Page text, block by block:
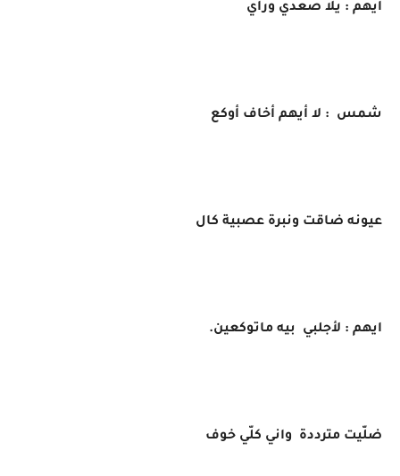
ايهم : يلا صعدي وراي
شمس : لا أيهم أخاف أوكع
عيونه ضاقت ونبرة عصبية كال
ايهم : لأجلبي بيه ماتوكعين.
ضلّيت مترددة واني كلّي خوف